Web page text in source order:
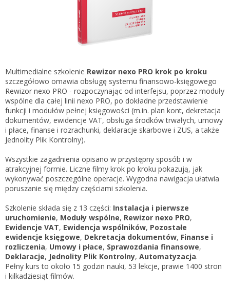
KSeF w Subiekcie GT
KSeF w Subiekcie nexo/nexo PRO
KSeF w Rachmistrzu i Rewizorze GT
Portal Dokumentów z obsługą KSeF dla firm
Portal Dokumentów z obsługą KSeF dla biur
rachunkowych
Logowanie do Akademi InsERT
Login
Hasło
Zapomniałem hasła
Nie masz konta
Zarejestruj
Multimedialne szkolenie Rewizor nexo PRO krok po kroku
szczegółowo omawia obsługę systemu finansowo-księgowego
Rewizor nexo PRO - rozpoczynając od interfejsu, poprzez moduły
wspólne dla całej linii nexo PRO, po dokładne przedstawienie
funkcji i modułów pełnej księgowości (m.in. plan kont, dekretacja
dokumentów, ewidencje VAT, obsługa środków trwałych, umowy
i płace, finanse i rozrachunki, deklaracje skarbowe i ZUS, a także
Jednolity Plik Kontrolny).
Wszystkie zagadnienia opisano w przystępny sposób i w
atrakcyjnej formie. Liczne filmy krok po kroku pokazują, jak
wykonywać poszczególne operacje. Wygodna nawigacja ułatwia
poruszanie się między częściami szkolenia.
Szkolenie składa się z 13 części: Instalacja i pierwsze
uruchomienie, Moduły wspólne, Rewizor nexo PRO,
Ewidencje VAT, Ewidencja wspólników, Pozostałe
ewidencje księgowe, Dekretacja dokumentów, Finanse i
rozliczenia, Umowy i płace, Sprawozdania finansowe,
Deklaracje, Jednolity Plik Kontrolny, Automatyzacja.
Pełny kurs to około 15 godzin nauki, 53 lekcje, prawie 1400 stron
i kilkadziesiąt filmów.